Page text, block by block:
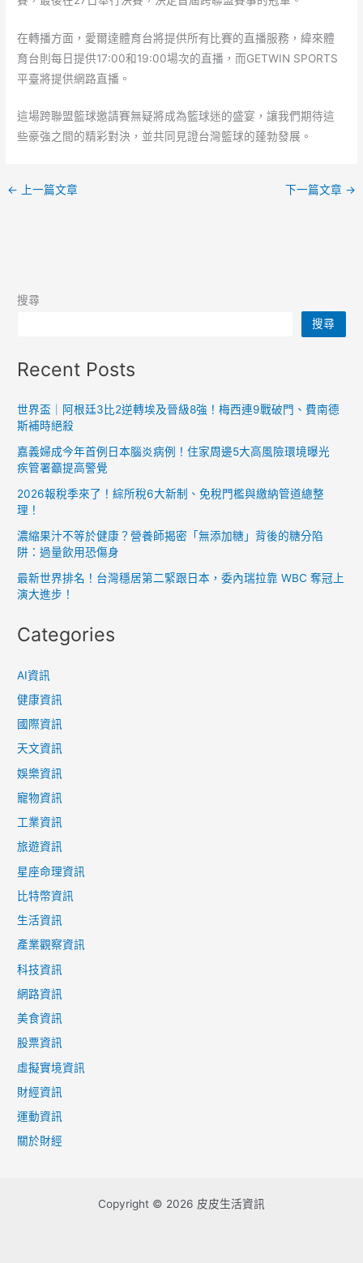
在轉播方面，愛爾達體育台將提供所有比賽的直播服務，緯來體
育台則每日提供17:00和19:00場次的直播，而GETWIN SPORTS
平臺將提供網路直播。
這場跨聯盟籃球邀請賽無疑將成為籃球迷的盛宴，讓我們期待這
些豪強之間的精彩對決，並共同見證台灣籃球的蓬勃發展。
← 上一篇文章 下一篇文章 →
搜尋
搜尋
Recent Posts
世界盃｜阿根廷3比2逆轉埃及晉級8強！梅西連9戰破門、費南德
斯補時絕殺
嘉義婦成今年首例日本腦炎病例！住家周邊5大高風險環境曝光
疾管署籲提高警覺
2026報稅季來了！綜所稅6大新制、免稅門檻與繳納管道總整
理！
濃縮果汁不等於健康？營養師揭密「無添加糖」背後的糖分陷
阱：過量飲用恐傷身
最新世界排名！台灣穩居第二緊跟日本，委內瑞拉靠 WBC 奪冠上
演大進步！
Categories
AI資訊
健康資訊
國際資訊
天文資訊
娛樂資訊
寵物資訊
工業資訊
旅遊資訊
星座命理資訊
比特幣資訊
生活資訊
產業觀察資訊
科技資訊
網路資訊
美食資訊
股票資訊
虛擬實境資訊
財經資訊
運動資訊
關於財經
Copyright © 2026 皮皮生活資訊